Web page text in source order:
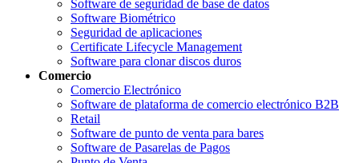
Software de seguridad de base de datos
Software Biométrico
Seguridad de aplicaciones
Certificate Lifecycle Management
Software para clonar discos duros
Comercio
Comercio Electrónico
Software de plataforma de comercio electrónico B2B
Retail
Software de punto de venta para bares
Software de Pasarelas de Pagos